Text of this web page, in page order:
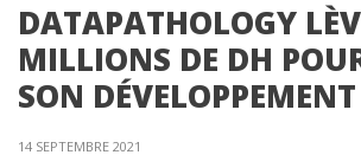
DATAPATHOLOGY
MILLIONS DE DH
SON DÉVELOPPEMENT
14 SEPTEMBRE 2021